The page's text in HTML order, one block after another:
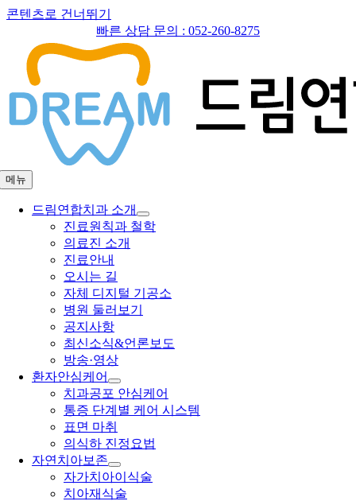
콘텐츠로 건너뛰기
빠른 상담 문의 : 052-260-8275
메뉴
드림연합치과 소개
진료원칙과 철학
의료진 소개
진료안내
오시는 길
자체 디지털 기공소
병원 둘러보기
공지사항
최신소식&언론보도
방송·영상
환자안심케어
치과공포 안심케어
통증 단계별 케어 시스템
표면 마취
의식하 진정요법
자연치아보존
자가치아이식술
치아재식술